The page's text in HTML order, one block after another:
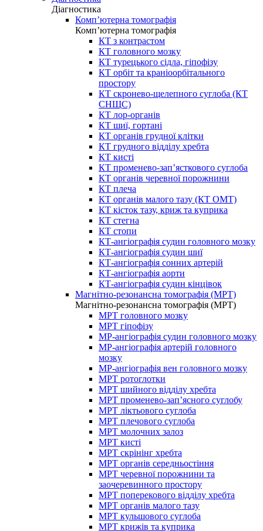
Діагностика
Комп’ютерна томографія
Комп’ютерна томографія
КТ з контрастом
КТ головного мозку
КТ турецького сідла, гіпофізу
КТ орбіт та краніоорбітального
простору
КТ скронево-щелепного суглоба (КТ
СНЩС)
КТ лор-органів
КТ шиї, гортані
КТ органів грудної клітки
КТ грудного відділу хребта
КТ кисті
КТ променево-зап’ясткового суглоба
КТ органів черевної порожнини
КТ плеча
КТ органів малого тазу (КТ ОМТ)
КТ кісток тазу, криж та куприка
КТ стегна
КТ стопи
КТ-ангіографія судин головного мозку
КТ-ангіографія судин шиї
КТ-ангіографія сонних артерій
КТ-ангіографія аорти
КТ-ангіографія судин кінцівок
Магнітно-резонансна томографія (МРТ)
Магнітно-резонансна томографія (МРТ)
МРТ головного мозку
МРТ гіпофізу
МР-ангіографія судин головного мозку
МР-ангіографія артерій головного
мозку
МР-ангіографія вен головного мозку
МРТ ротоглотки
МРТ шийного відділу хребта
МРТ променево-зап’ясного суглобу
МРТ ліктьового суглоба
МРТ плечового суглоба
МРТ молочних залоз
МРТ кисті
МРТ скрінінг хребта
МРТ органів середньостіння
МРТ черевної порожнини та
заочеревинного простору
МРТ поперекового відділу хребта
МРТ органів малого тазу
МРТ кульшового суглоба
МРТ крижів та куприка